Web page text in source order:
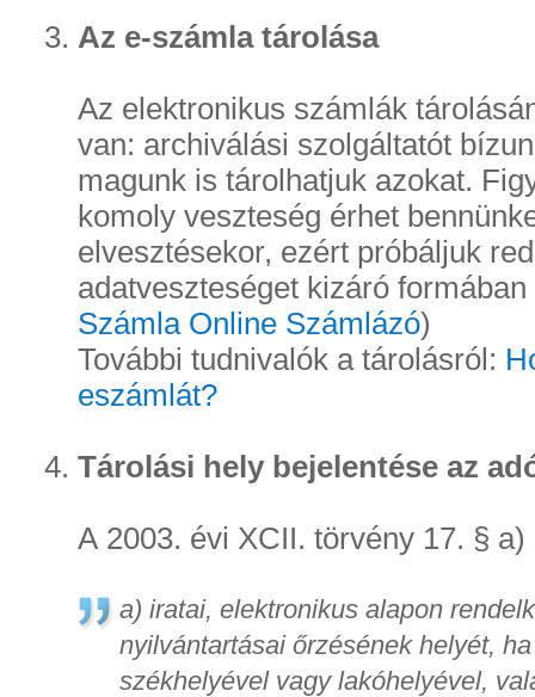
Az e-számla tárolása
Az elektronikus számlák
van: archiválási szolgáltatót
magunk is tárolhatjuk azokat.
komoly veszteség érhet
elvesztésekor, ezért próbáljuk
adatveszteséget kizáró
Számla Online Számlázó)
További tudnivalók a tárolásról:
eszámlát?
Tárolási hely bejelentése az
A 2003. évi XCII. törvény 17. § a)
a) iratai, elektronikus alapon
nyilvántartásai őrzésének helyét,
székhelyével vagy lakóhelyével,